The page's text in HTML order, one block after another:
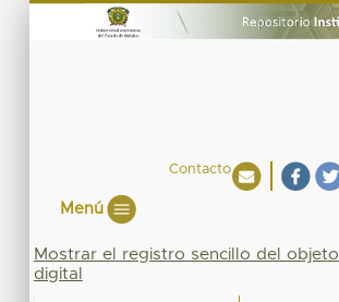
Contacto
Menú
Mostrar el registro sencillo del objeto
digital